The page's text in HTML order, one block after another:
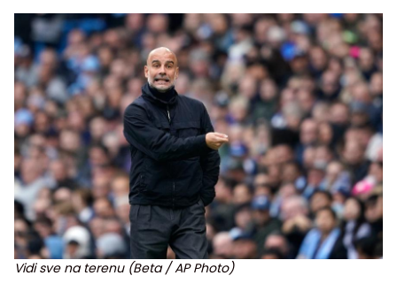
Vidi sve na terenu (Beta / AP Photo)